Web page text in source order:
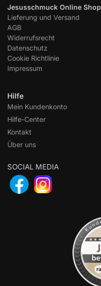
Jesusschmuck Online Shop
Lieferung und Versand
AGB
Widerrufsrecht
Datenschutz
Cookie Richtlinie
Impressum
Hilfe
Mein Kundenkonto
Hilfe-Center
Kontakt
Über uns
SOCIAL MEDIA